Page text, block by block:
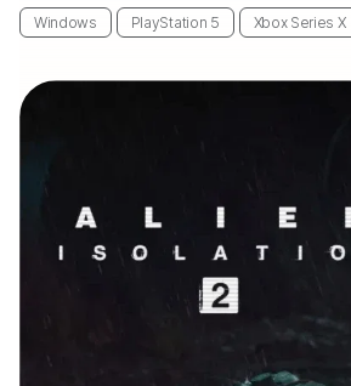
Windows PlayStation 5 Xbox Series X